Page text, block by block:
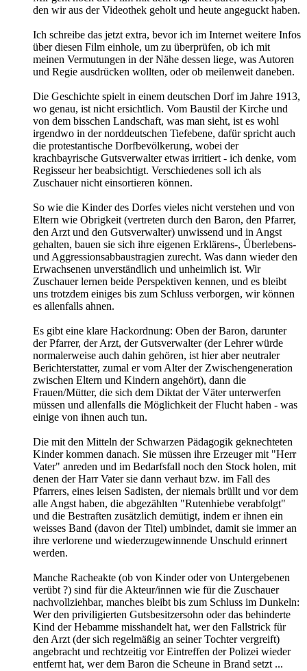
den wir aus der Videothek geholt und heute angeguckt haben.
Ich schreibe das jetzt extra, bevor ich im Internet weitere Infos
über diesen Film einhole, um zu überprüfen, ob ich mit
meinen Vermutungen in der Nähe dessen liege, was Autoren
und Regie ausdrücken wollten, oder ob meilenweit daneben.
Die Geschichte spielt in einem deutschen Dorf im Jahre 1913,
wo genau, ist nicht ersichtlich. Vom Baustil der Kirche und
von dem bisschen Landschaft, was man sieht, ist es wohl
irgendwo in der norddeutschen Tiefebene, dafür spricht auch
die protestantische Dorfbevölkerung, wobei der
krachbayrische Gutsverwalter etwas irritiert - ich denke, vom
Regisseur her beabsichtigt. Verschiedenes soll ich als
Zuschauer nicht einsortieren können.
So wie die Kinder des Dorfes vieles nicht verstehen und von
Eltern wie Obrigkeit (vertreten durch den Baron, den Pfarrer,
den Arzt und den Gutsverwalter) unwissend und in Angst
gehalten, bauen sie sich ihre eigenen Erklärens-, Überlebens-
und Aggressionsabbaustragien zurecht. Was dann wieder den
Erwachsenen unverständlich und unheimlich ist. Wir
Zuschauer lernen beide Perspektiven kennen, und es bleibt
uns trotzdem einiges bis zum Schluss verborgen, wir können
es allenfalls ahnen.
Es gibt eine klare Hackordnung: Oben der Baron, darunter
der Pfarrer, der Arzt, der Gutsverwalter (der Lehrer würde
normalerweise auch dahin gehören, ist hier aber neutraler
Berichterstatter, zumal er vom Alter der Zwischengeneration
zwischen Eltern und Kindern angehört), dann die
Frauen/Mütter, die sich dem Diktat der Väter unterwerfen
müssen und allenfalls die Möglichkeit der Flucht haben - was
einige von ihnen auch tun.
Die mit den Mitteln der Schwarzen Pädagogik geknechteten
Kinder kommen danach. Sie müssen ihre Erzeuger mit "Herr
Vater" anreden und im Bedarfsfall noch den Stock holen, mit
denen der Harr Vater sie dann verhaut bzw. im Fall des
Pfarrers, eines leisen Sadisten, der niemals brüllt und vor dem
alle Angst haben, die abgezählten "Rutenhiebe verabfolgt"
und die Bestraften zusätzlich demütigt, indem er ihnen ein
weisses Band (davon der Titel) umbindet, damit sie immer an
ihre verlorene und wiederzugewinnende Unschuld erinnert
werden.
Manche Racheakte (ob von Kinder oder von Untergebenen
verübt ?) sind für die Akteur/innen wie für die Zuschauer
nachvollziehbar, manches bleibt bis zum Schluss im Dunkeln:
Wer den priviligierten Gutsbesitzersohn oder das behinderte
Kind der Hebamme misshandelt hat, wer den Fallstrick für
den Arzt (der sich regelmäßig an seiner Tochter vergreift)
angebracht und rechtzeitig vor Eintreffen der Polizei wieder
entfernt hat, wer dem Baron die Scheune in Brand setzt ...